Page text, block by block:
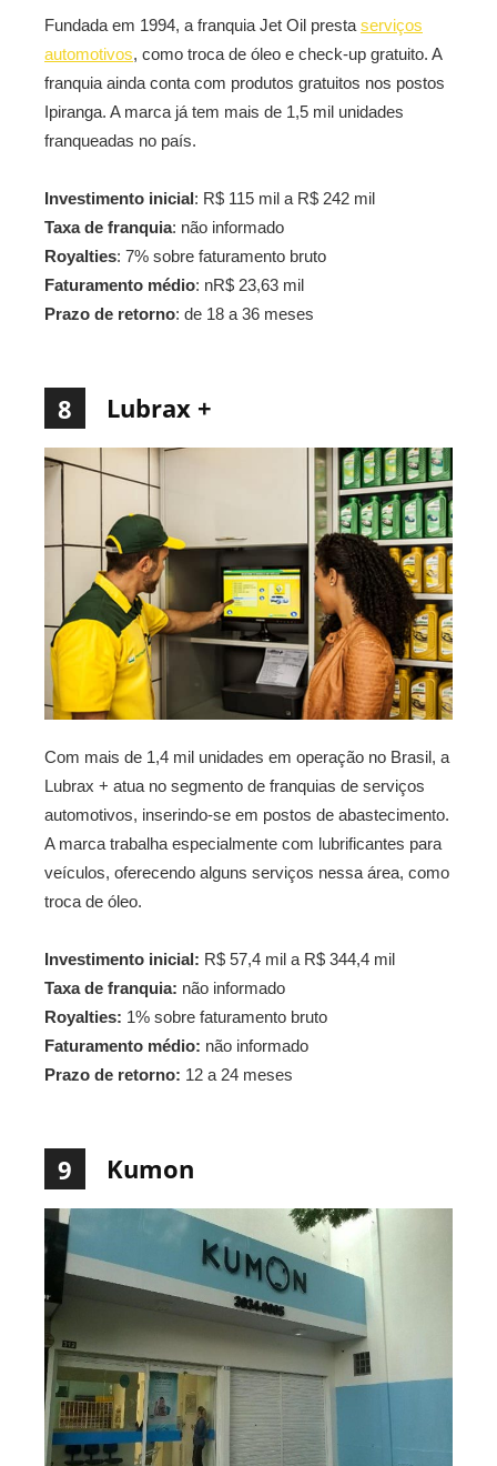
Fundada em 1994, a franquia Jet Oil presta serviços
automotivos, como troca de óleo e check-up gratuito. A
franquia ainda conta com produtos gratuitos nos postos
Ipiranga. A marca já tem mais de 1,5 mil unidades
franqueadas no país.
Investimento inicial: R$ 115 mil a R$ 242 mil
Taxa de franquia: não informado
Royalties: 7% sobre faturamento bruto
Faturamento médio: nR$ 23,63 mil
Prazo de retorno: de 18 a 36 meses
8 Lubrax +
Com mais de 1,4 mil unidades em operação no Brasil, a
Lubrax + atua no segmento de franquias de serviços
automotivos, inserindo-se em postos de abastecimento.
A marca trabalha especialmente com lubrificantes para
veículos, oferecendo alguns serviços nessa área, como
troca de óleo.
Investimento inicial: R$ 57,4 mil a R$ 344,4 mil
Taxa de franquia: não informado
Royalties: 1% sobre faturamento bruto
Faturamento médio: não informado
Prazo de retorno: 12 a 24 meses
9 Kumon